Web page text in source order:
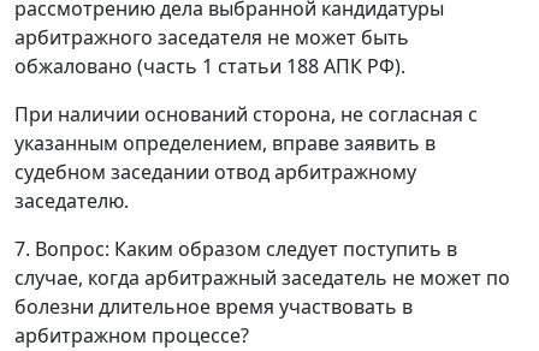
рассмотрению дела выбранной кандидатуры
арбитражного заседателя не может быть
обжаловано (часть 1 статьи 188АПК РФ).
При наличии оснований сторона, не согласная с
указанным определением, вправе заявить в
судебном заседании отвод арбитражному
заседателю.
7. Вопрос: Каким образом следует поступить в
случае, когда арбитражный заседатель не может по
болезни длительное время участвовать в
арбитражном процессе?